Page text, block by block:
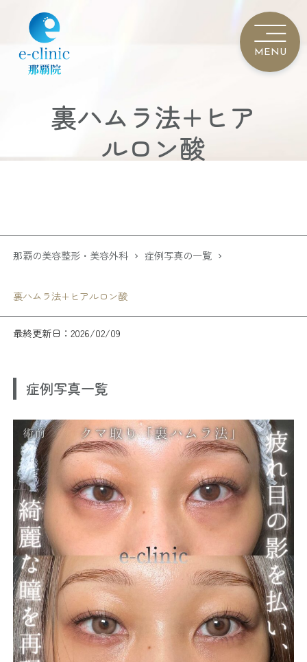
裏ハムラ法+ヒア
ルロン酸
那覇の美容整形・美容外科 症例写真の一覧
裏ハムラ法+ヒアルロン酸
最終更新日：2026/02/09
症例写真一覧